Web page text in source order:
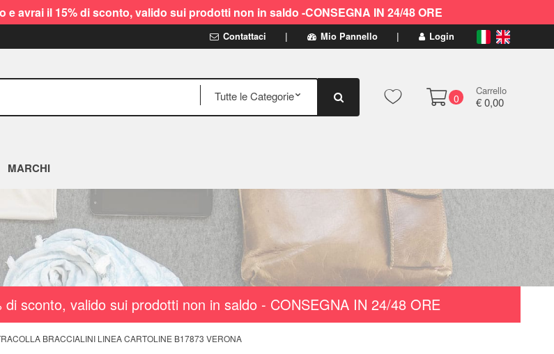
avrai il 15% di sconto, valido sui prodotti non in saldo -CONSEGNA IN 24/48 ORE
Contattaci Mio Pannello Login
0
Carrello
€ 0,00
MARCHI
sconto, valido sui prodotti non in saldo - CONSEGNA IN 24/48 ORE
BRACCIALINI LINEA CARTOLINE B17873 VERONA